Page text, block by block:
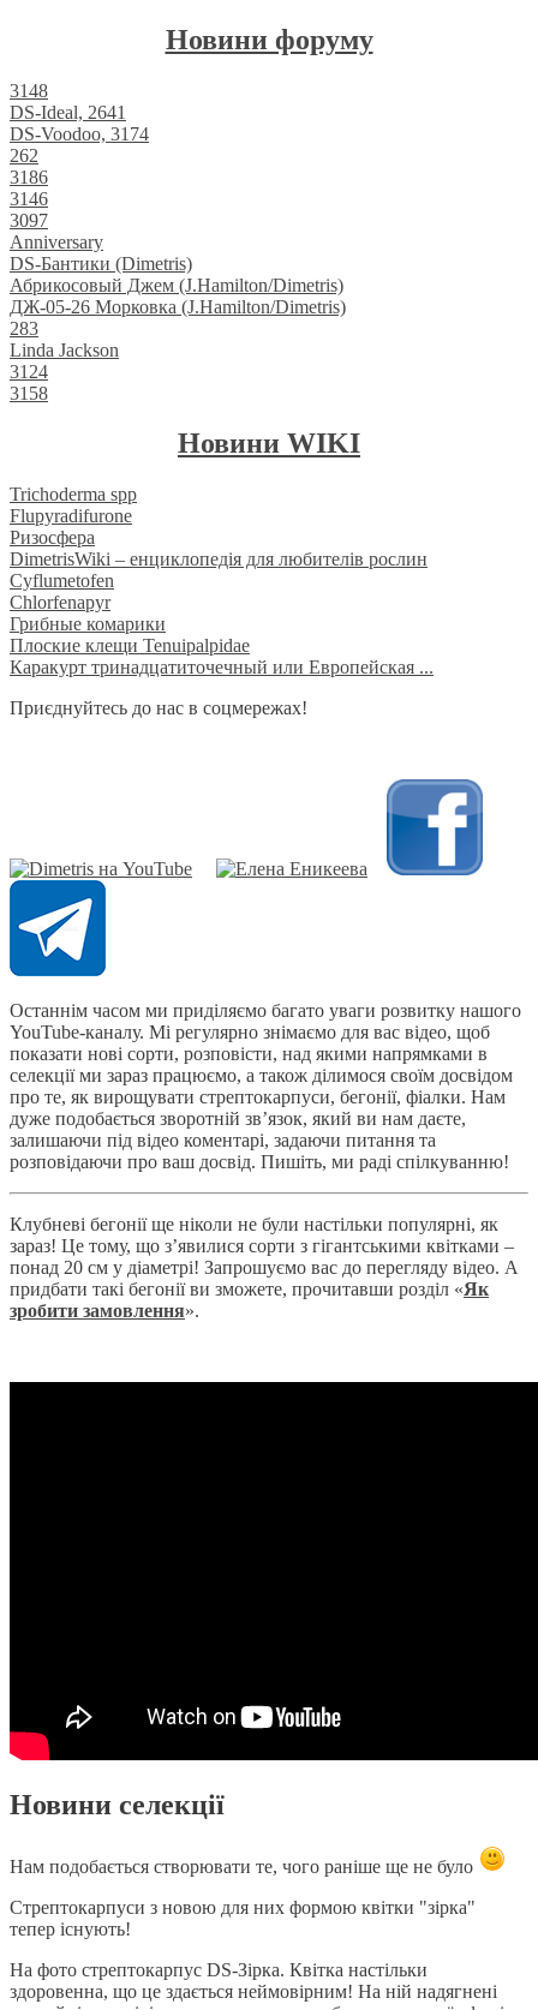
Новини форуму
3148
DS-Ideal, 2641
DS-Voodoo, 3174
262
3186
3146
3097
Anniversary
DS-Бантики (Dimetris)
Абрикосовый Джем (J.Hamilton/Dimetris)
ДЖ-05-26 Морковка (J.Hamilton/Dimetris)
283
Linda Jackson
3124
3158
Новини WIKI
Trichoderma spp
Flupyradifurone
Ризосфера
DimetrisWiki – енциклопедія для любителів рослин
Cyflumetofen
Chlorfenapyr
Грибные комарики
Плоские клещи Tenuipalpidae
Каракурт тринадцатиточечный или Европейская ...
Приєднуйтесь до нас в соцмережах!
Останнім часом ми приділяємо багато уваги розвитку нашого
YouTube-каналу. Мі регулярно знімаємо для вас відео, щоб
показати нові сорти, розповісти, над якими напрямками в
селекції ми зараз працюємо, а також ділимося своїм досвідом
про те, як вирощувати стрептокарпуси, бегонії, фіалки. Нам
дуже подобається зворотній зв’язок, який ви нам даєте,
залишаючи під відео коментарі, задаючи питання та
розповідаючи про ваш досвід. Пишіть, ми раді спілкуванню!
Клубневі бегонії ще ніколи не були настільки популярні, як
зараз! Це тому, що з’явилися сорти з гігантськими квітками –
понад 20 см у діаметрі! Запрошуємо вас до перегляду відео. А
придбати такі бегонії ви зможете, прочитавши розділ «Як
зробити замовлення».
Новини селекції
Нам подобається створювати те, чого раніше ще не було
Стрептокарпуси з новою для них формою квітки "зірка"
тепер існують!
На фото стрептокарпус DS-Зірка. Квітка настільки
здоровенна, що це здається неймовірним! На ній надягнені